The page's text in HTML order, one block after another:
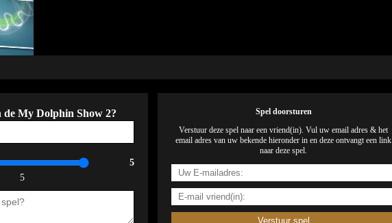
My Dolphin Show 2?
5
5
Spel doorsturen
Verstuur deze spel naar een vriend(in). Vul uw email adres & het
email adres van uw bekende hieronder in en deze ontvangt een link
naar deze spel.